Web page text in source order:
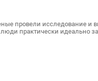
провели исследование и
практически идеально